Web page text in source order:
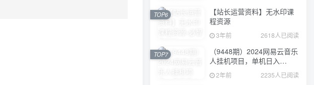
【站长运营资料】无水印课
程资源
3年前 2618人已阅读
TOP6
（9448期）2024网易云音乐
人挂机项目，单机日入
150+，无脑月入5000+
2年前 2235人已阅读
TOP7